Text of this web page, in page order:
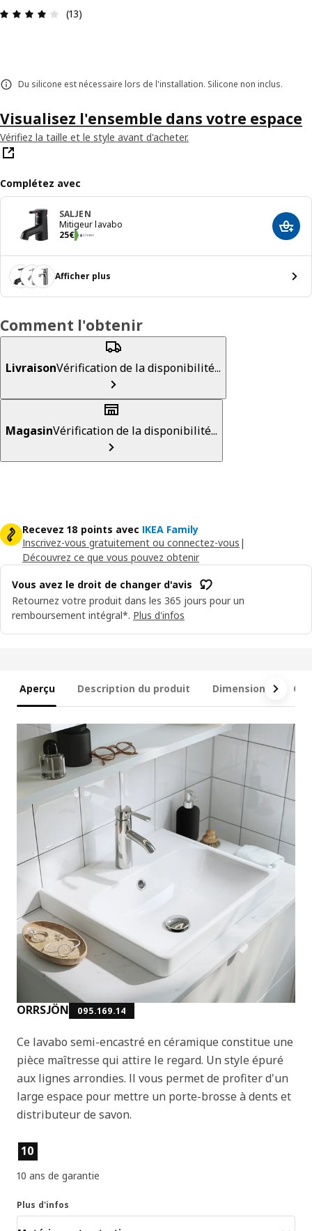
Évaluation: 4.1 sur 5 étoiles. Nombre total
(13)
Du silicone est nécessaire lors de l'installation. Silicone non inclus.
Visualisez l'ensemble dans votre espace
Vérifiez la taille et le style avant d'acheter.
Complétez avec
SALJEN
Mitigeur lavabo
25€
25€
Afficher plus
Comment l'obtenir
LivraisonVérification de la disponibilité...
MagasinVérification de la disponibilité...
Recevez 18 points avec IKEA Family
Inscrivez-vous gratuitement ou connectez-vous |
Découvrez ce que vous pouvez obtenir
Vous avez le droit de changer d'avis
Retournez votre produit dans les 365 jours pour un
remboursement intégral*. Plus d'infos
Aperçu Description du produit Dimensions Ce
ORRSJÖN 095.169.14
Ce lavabo semi-encastré en céramique constitue une
pièce maîtresse qui attire le regard. Un style épuré
aux lignes arrondies. Il vous permet de profiter d'un
large espace pour mettre un porte-brosse à dents et
distributeur de savon.
Caractéristiques du produit
10
10 ans de garantie
Plus d'infos